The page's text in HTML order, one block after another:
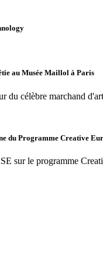
au Musée Maillol à Paris
du célèbre marchand
du Programme Creative
sur le programme